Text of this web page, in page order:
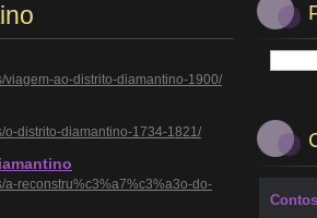
viagem-ao-distrito-diamantino-1900/
o-distrito-diamantino-1734-1821/
a-reconstru%c3%a7%c3%a3o-do-